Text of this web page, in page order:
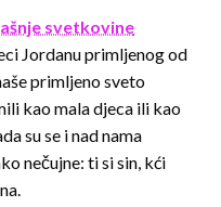
svetkovine
Jordanu primljenog od
primljeno sveto
kao mala djeca ili kao
su se i nad nama
nečujne: ti si sin, kći